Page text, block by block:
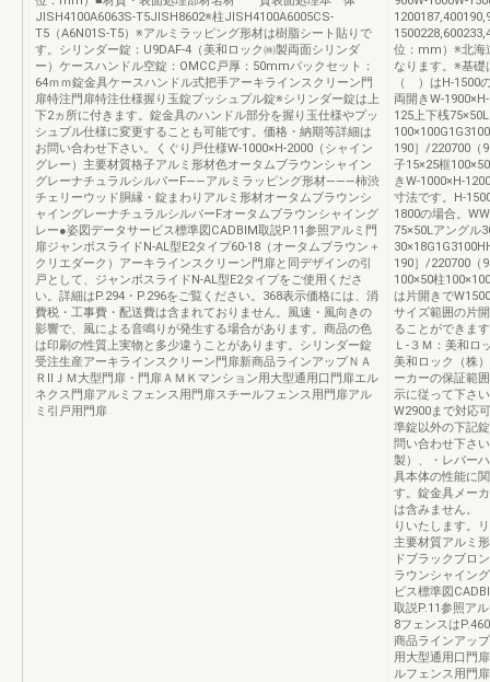
JISH4100A6063S-T5JISH8602※柱JISH4100A6005CS-
T5（A6N01S-T5）※アルミラッピング形材は樹脂シート貼りで
す。シリンダー錠：U9DAF-4（美和ロック㈱製両面シリンダ
ー）ケースハンドル空錠：OMCC戸厚：50mmバックセット：
64ｍｍ錠金具ケースハンドル式把手アーキラインスクリーン門
扉特注門扉特注仕様握り玉錠プッシュプル錠※シリンダー錠は上
下2ヵ所に付きます。錠金具のハンドル部分を握り玉仕様やプッ
シュプル仕様に変更することも可能です。価格・納期等詳細は
お問い合わせ下さい。くぐり戸仕様W-1000×H-2000（シャイン
グレー）主要材質格子アルミ形材色オータムブラウンシャイン
グレーナチュラルシルバーF――アルミラッピング形材―――柿渋
チェリーウッド胴縁・錠まわりアルミ形材オータムブラウンシ
ャイングレーナチュラルシルバーFオータムブラウンシャイング
レー●姿図データサービス標準図CADBIM取説P.11参照アルミ門
扉ジャンボスライドN-AL型E2タイプ60-18（オータムブラウン＋
クリエダーク）アーキラインスクリーン門扉と同デザインの引
戸として、ジャンボスライドN-AL型E2タイプをご使用くださ
い。詳細はP.294・P.296をご覧ください。368表示価格には、消
費税・工事費・配送費は含まれておりません。風速・風向きの
影響で、風による音鳴りが発生する場合があります。商品の色
は印刷の性質上実物と多少違うことがあります。シリンダー錠
受注生産アーキラインスクリーン門扉新商品ラインアップＮＡ
ＲⅡＪＭ大型門扉・門扉ＡＭＫマンション用大型通用口門扉エル
ネクス門扉アルミフェンス用門扉スチールフェンス用門扉アル
ミ引戸用門扉
位：mm）※北海
なります。※基礎
（ ）はH-1500
両開きW-
125上下桟
190］/220700（
子15×25框
きW-1000×H-
寸法です。H-
1800の場合。
75×50Lアングル
190］/220700（
100×50柱
は片開きで
サイズ範囲の片
ることができま
Ｌ-３Ｍ：美和ロ
美和ロック（株
ーカーの保証範
示に従って下さ
W2900まで対応
準錠以外の下記
問い合わせ下さ
製）、・レバー
具本体の性能に
す。錠金具メー
は含みません。
りいたします。
主要材質アルミ
ドブラックブロ
ラウンシャイン
ビス標準図
取説P.11参照ア
8フェンスは
商品ラインアッ
用大型通用口門
ルフェンス用門